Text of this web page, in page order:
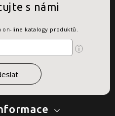
s námi
on-line katalogy produktů.